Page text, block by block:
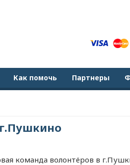
Как помочь Партнеры
команда волонтёров в